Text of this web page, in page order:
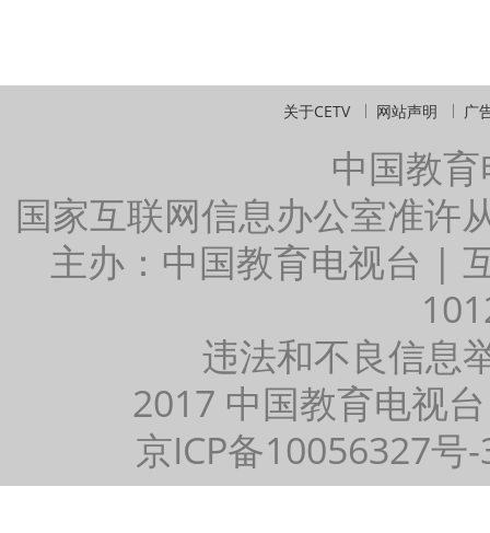
关于CETV 网站声明 广
中国教
国家互联网信息办公室准许
主办：中国教育电视台 |
违法和不良信息
2017 中国教育电视
京ICP备10056327号